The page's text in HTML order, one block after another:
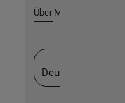
Über MathWorks
Deutschland